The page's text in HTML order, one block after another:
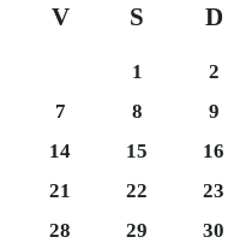
V S D
Sábado 1
1
2
Viernes 7
7 Sábado 8
8
9
14 15
16
21 Sábado 22
22
23
28 29 30